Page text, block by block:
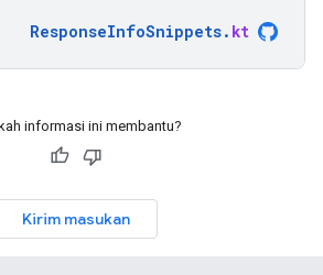
ResponseInfoSnippets. kt
informasi ini membantu?
Kirim masukan